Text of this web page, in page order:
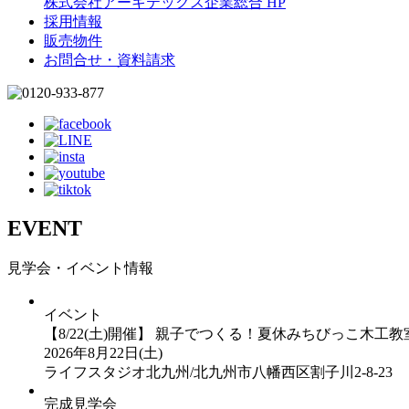
採用情報
販売物件
お問合せ・資料請求
EVENT
見学会・イベント情報
イベント
【8/22(土)開催】 親子でつくる！夏休みちびっこ木工
2026年8月22日(土)
ライフスタジオ北九州/北九州市八幡西区割子川2-8-23
完成見学会